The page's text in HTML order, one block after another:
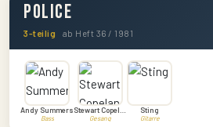
Police
3-teilig ab Heft 36 / 1981
Andy Summers
Bass Gesang
Sting
Gitarre